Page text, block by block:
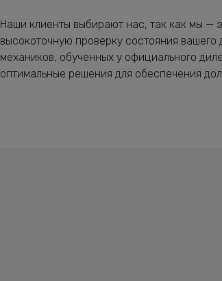
Наши клиенты выбирают нас, так как мы —
высокоточную проверку состояния
механиков, обученных у официального
оптимальные решения для обеспечения